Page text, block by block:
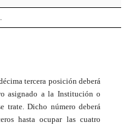
tercera posición deberá
asignado a la Institución o
trate. Dicho número deberá
hasta ocupar las cuatro